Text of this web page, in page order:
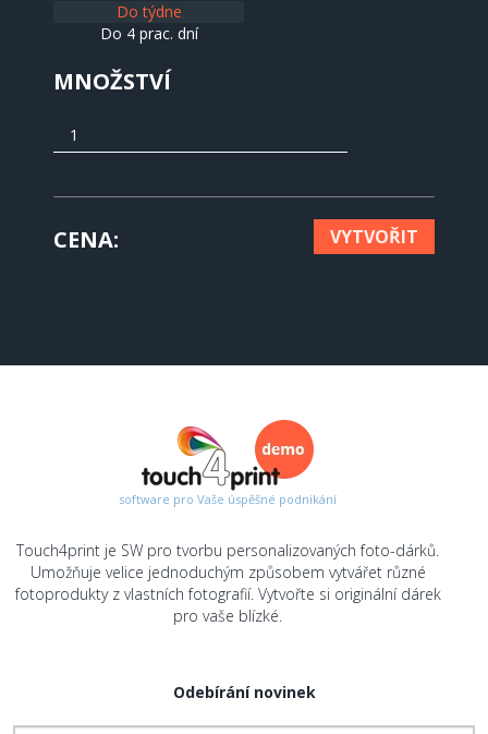
Do týdne
Do 4 prac. dní
MNOŽSTVÍ
CENA VYTVOŘIT
software pro Vaše úspěšné podnikání
Touch4print je SW pro tvorbu personalizovaných foto-dárků.
Umožňuje velice jednoduchým způsobem vytvářet různé
fotoprodukty z vlastních fotografií. Vytvořte si originální dárek
pro vaše blízké.
Odebírání novinek